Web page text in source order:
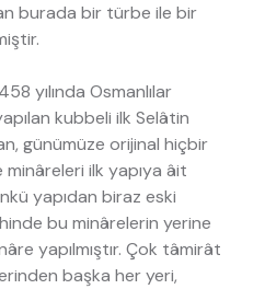
burada bir türbe ile bir
yılında Osmanlılar
kubbeli ilk Selâtin
günümüze orijinal hiçbir
ilk yapıya âit
yapıdan biraz eski
bu minârelerin yerine
yapılmıştır. Çok tâmirât
başka her yeri,